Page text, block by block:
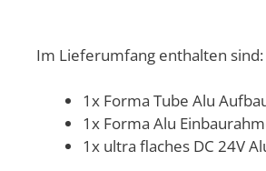
Im Lieferumfang enthalten sind:
1x Forma Tube Alu
1x Forma Alu
1x ultra flaches DC 24V